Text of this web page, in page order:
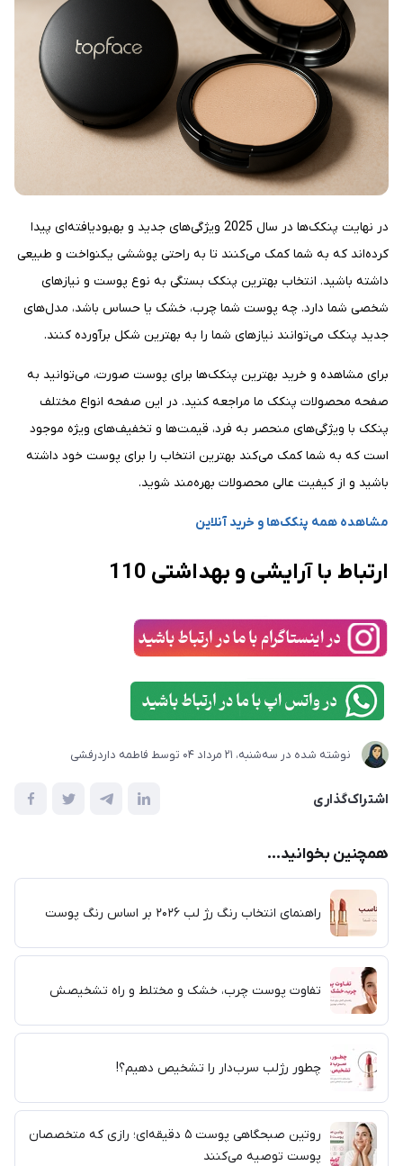
در نهایت پنکک‌ها در سال 2025 ویژگی‌های جدید و بهبودیافته‌ای پیدا
کرده‌اند که به شما کمک می‌کنند تا به راحتی پوششی یکنواخت و طبیعی
داشته باشید. انتخاب بهترین پنکک بستگی به نوع پوست و نیازهای
شخصی شما دارد. چه پوست شما چرب، خشک یا حساس باشد، مدل‌های
جدید پنکک می‌توانند نیازهای شما را به بهترین شکل برآورده کنند.
برای مشاهده و خرید بهترین پنکک‌ها برای پوست صورت، می‌توانید به
صفحه محصولات پنکک ما مراجعه کنید. در این صفحه انواع مختلف
پنکک با ویژگی‌های منحصر به فرد، قیمت‌ها و تخفیف‌های ویژه موجود
است که به شما کمک می‌کند بهترین انتخاب را برای پوست خود داشته
باشید و از کیفیت عالی محصولات بهره‌مند شوید.
مشاهده همه پنکک‌ها و خرید آنلاین
ارتباط با آرایشی و بهداشتی 110
نوشته شده در ﺳﻪشنبه، 21 مرداد 04 توسط فاطمه داردرفشی
اشتراک‌گذاری
همچنین بخوانید...
راهنمای انتخاب رنگ رژ لب ۲۰۲۶ بر اساس رنگ پوست
تفاوت پوست چرب، خشک و مختلط و راه تشخیصش
چطور رژلب سرب‌دار را تشخیص دهیم؟!
روتین صبحگاهی پوست ۵ دقیقه‌ای؛ رازی که متخصصان
پوست توصیه می‌کنند